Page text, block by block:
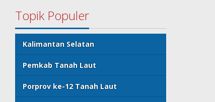
Topik Populer
Kalimantan Selatan
Pemkab Tanah Laut
Porprov ke-12 Tanah Laut